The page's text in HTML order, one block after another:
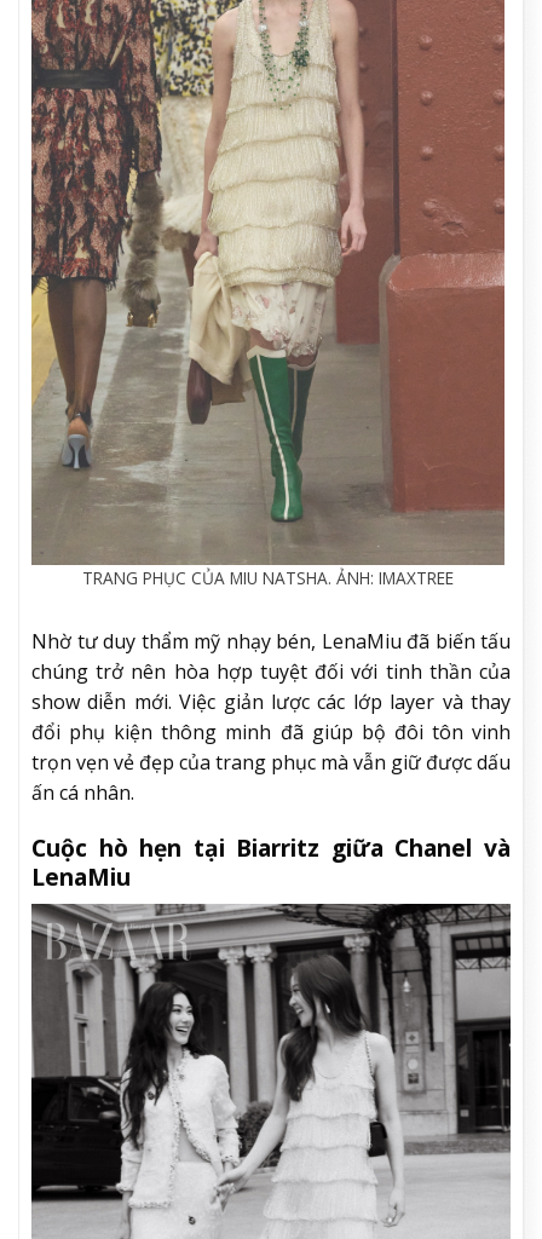
TRANG PHỤC CỦA MIU NATSHA. ẢNH: IMAXTREE
Nhờ tư duy thẩm mỹ nhạy bén, LenaMiu đã biến tấu
chúng trở nên hòa hợp tuyệt đối với tinh thần của
show diễn mới. Việc giản lược các lớp layer và thay
đổi phụ kiện thông minh đã giúp bộ đôi tôn vinh
trọn vẹn vẻ đẹp của trang phục mà vẫn giữ được dấu
ấn cá nhân.
Cuộc hò hẹn tại Biarritz giữa Chanel và
LenaMiu